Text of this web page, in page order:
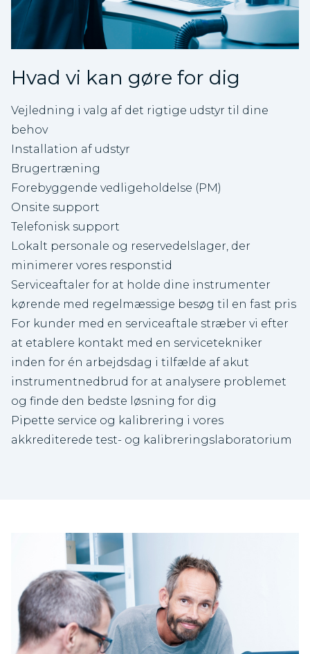
Hvad vi kan gøre for dig
Vejledning i valg af det rigtige udstyr til dine
behov
Installation af udstyr
Brugertræning
Forebyggende vedligeholdelse (PM)
Onsite support
Telefonisk support
Lokalt personale og reservedelslager, der
minimerer vores responstid
Serviceaftaler for at holde dine instrumenter
kørende med regelmæssige besøg til en fast pris
For kunder med en serviceaftale stræber vi efter
at etablere kontakt med en servicetekniker
inden for én arbejdsdag i tilfælde af akut
instrumentnedbrud for at analysere problemet
og finde den bedste løsning for dig
Pipette service og kalibrering i vores
akkrediterede test- og kalibreringslaboratorium